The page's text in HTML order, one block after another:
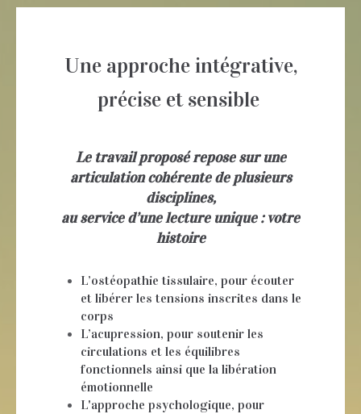
Une approche intégrative,
précise et sensible
Le travail proposé repose sur une
articulation cohérente de plusieurs
disciplines,
au service d’une lecture unique : votre
histoire
L’ostéopathie tissulaire, pour écouter
et libérer les tensions inscrites dans le
corps
L’acupression, pour soutenir les
circulations et les équilibres
fonctionnels ainsi que la libération
émotionnelle
L'approche psychologique, pour